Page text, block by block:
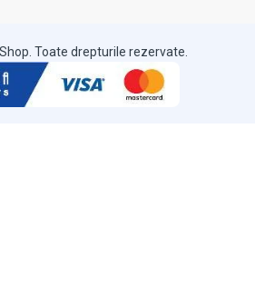
Toate drepturile rezervate.